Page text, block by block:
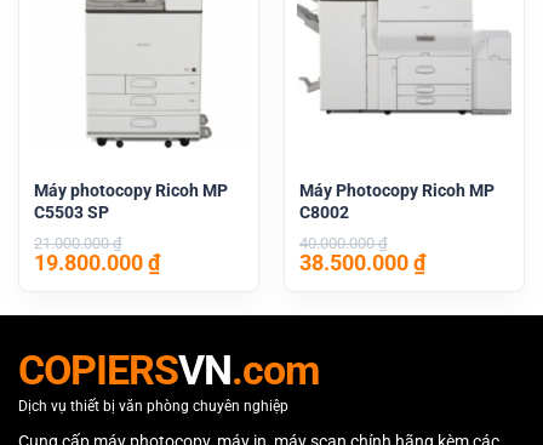
Máy photocopy Ricoh MP
C5503 SP
21.000.000₫
Giá
19.800.000₫Giá
hiện
Máy Photocopy Ricoh MP
C8002
40.000.000₫
Giá
38.500.000₫Giá
hiện
COPIERSVN.com
Dịch vụ thiết bị văn phòng chuyên nghiệp